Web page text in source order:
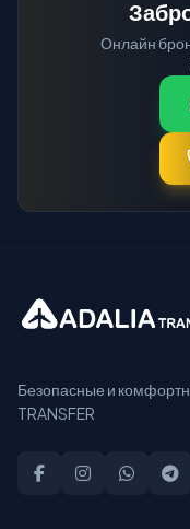
Онлайн
Безопасные и
TRANSFER